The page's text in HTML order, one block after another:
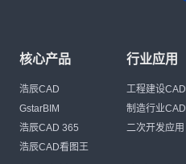
核心产品
浩辰CAD
GstarBIM
浩辰CAD 365
浩辰CAD看图王
行业应用
工程建设CAD
制造行业CAD
二次开发应用